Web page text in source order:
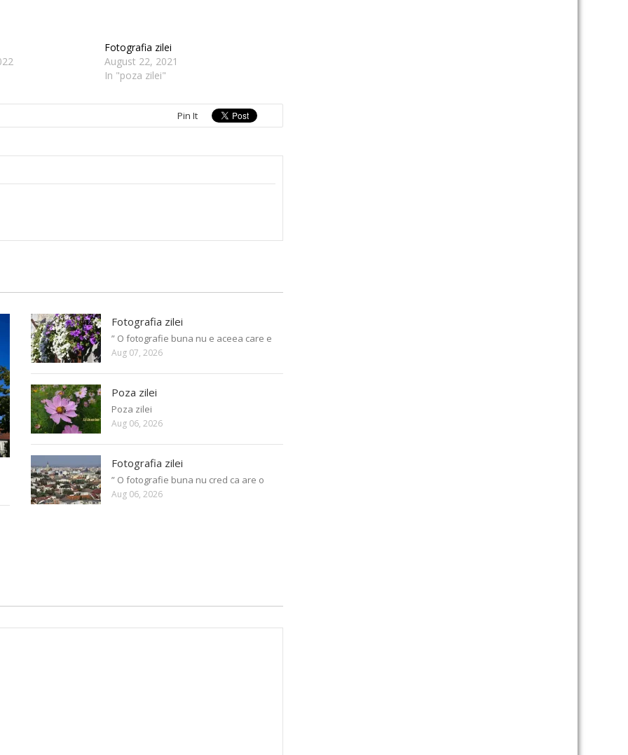
Fotografia zilei
August 22, 2021
In "poza zilei"
Pin It
Fotografia zilei
” O fotografie buna nu e aceea care e
Aug 07, 2026
Poza zilei
Poza zilei
Aug 06, 2026
Fotografia zilei
” O fotografie buna nu cred ca are o
Aug 06, 2026